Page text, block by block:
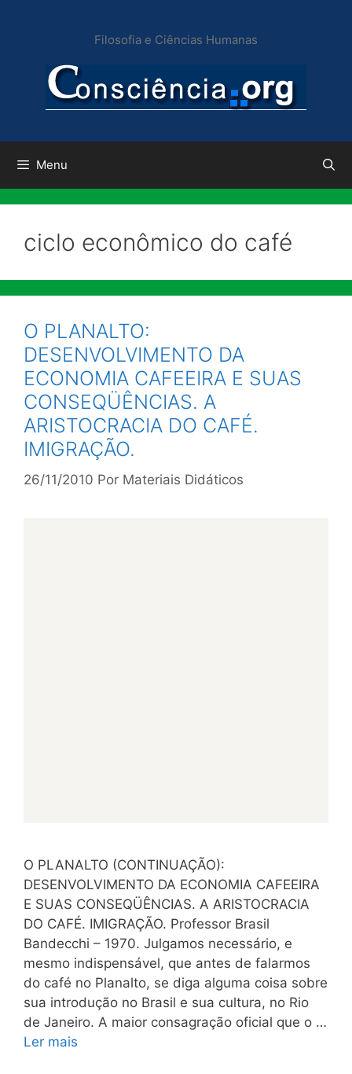
conteúdo
Filosofia e Ciências Humanas
Menu
ciclo econômico do café
O PLANALTO:
DESENVOLVIMENTO DA
ECONOMIA CAFEEIRA E SUAS
CONSEQÜÊNCIAS. A
ARISTOCRACIA DO CAFÉ.
IMIGRAÇÃO.
26/11/2010 Por Materiais Didáticos
O PLANALTO (CONTINUAÇÃO):
DESENVOLVIMENTO DA ECONOMIA CAFEEIRA
E SUAS CONSEQÜÊNCIAS. A ARISTOCRACIA
DO CAFÉ. IMIGRAÇÃO. Professor Brasil
Bandecchi – 1970. Julgamos necessário, e
mesmo indispensável, que antes de falarmos
do café no Planalto, se diga alguma coisa sobre
sua introdução no Brasil e sua cultura, no Rio
de Janeiro. A maior consagração oficial que o …
Ler mais